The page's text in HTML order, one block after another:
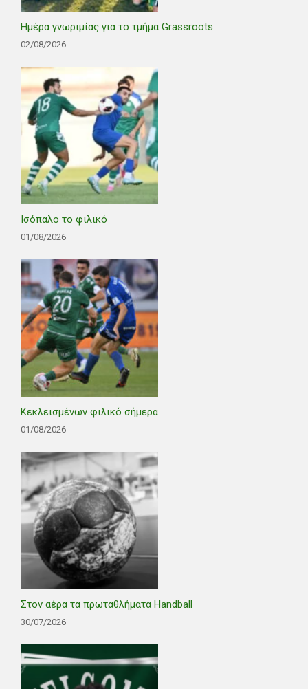
Ημέρα γνωριμίας για το τμήμα Grassroots
02/08/2026
Ισόπαλο το φιλικό
01/08/2026
Κεκλεισμένων φιλικό σήμερα
01/08/2026
Στον αέρα τα πρωταθλήματα Handball
30/07/2026